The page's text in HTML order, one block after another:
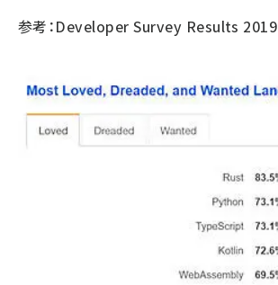
参考：Developer Survey Results 2019